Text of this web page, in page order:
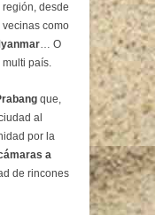
desde
como
… O
país.
que,
al
por la
a
de rincones